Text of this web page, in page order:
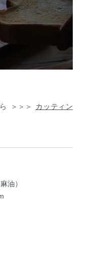
＞＞＞ カッティン
油）